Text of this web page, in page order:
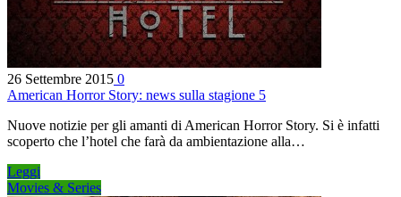
26 Settembre 2015 0
American Horror Story: news sulla stagione 5
Nuove notizie per gli amanti di American Horror Story. Si è infatti
scoperto che l’hotel che farà da ambientazione alla…
Leggi
Movies & Series